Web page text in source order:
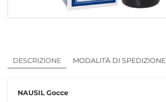
DESCRIZIONE MODALITÀ DI SPEDIZIONE
NAUSIL Gocce